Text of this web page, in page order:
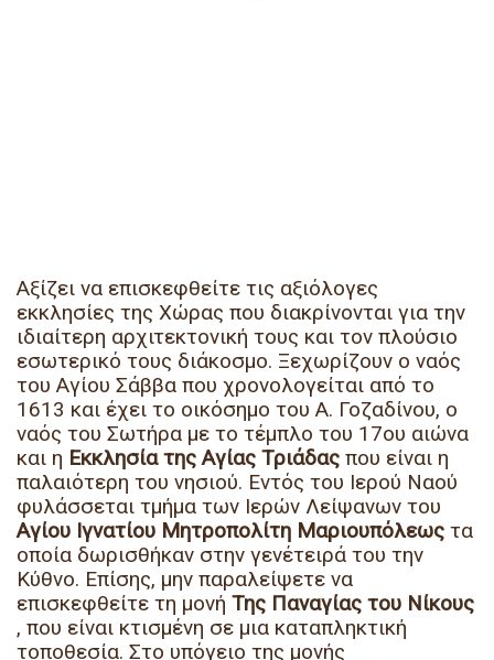
Αξίζει να επισκεφθείτε τις αξιόλογες
εκκλησίες της Χώρας που διακρίνονται για την
ιδιαίτερη αρχιτεκτονική τους και τον πλούσιο
εσωτερικό τους διάκοσμο. Ξεχωρίζουν ο ναός
του Αγίου Σάββα που χρονολογείται από το
1613 και έχει το οικόσημο του Α. Γοζαδίνου, ο
ναός του Σωτήρα με το τέμπλο του 17ου αιώνα
και η Εκκλησία της Αγίας Τριάδας που είναι η
παλαιότερη του νησιού. Εντός του Ιερού Ναού
φυλάσσεται τμήμα των Ιερών Λείψανων του
Αγίου Ιγνατίου Μητροπολίτη Μαριουπόλεως τα
οποία δωρισθήκαν στην γενέτειρά του την
Κύθνο. Επίσης, μην παραλείψετε να
επισκεφθείτε τη μονή Της Παναγίας του Νίκους
, που είναι κτισμένη σε μια καταπληκτική
τοποθεσία. Στο υπόγειο της μονής